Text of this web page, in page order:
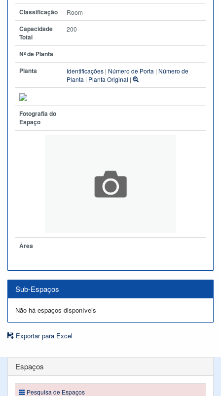
Classificação Room
Capacidade
Total
200
Nº de Planta
Planta
Identificações | Número de Porta | Número de
Planta | Planta Original |
Fotografia do
Espaço
Àrea
Sub-Espaços
Não há espaços disponíveis
Exportar para Excel
Espaços
Pesquisa de Espaços